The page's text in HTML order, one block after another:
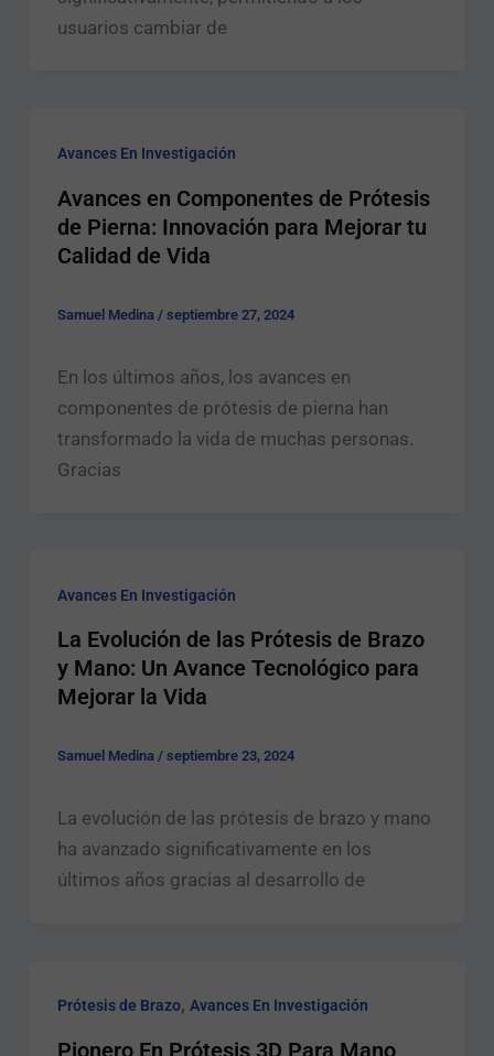
usuarios cambiar de
Avances En Investigación
Avances en Componentes de Prótesis
de Pierna: Innovación para Mejorar tu
Calidad de Vida
Samuel Medina / septiembre 27, 2024
En los últimos años, los avances en
componentes de prótesis de pierna han
transformado la vida de muchas personas.
Gracias
Avances En Investigación
La Evolución de las Prótesis de Brazo
y Mano: Un Avance Tecnológico para
Mejorar la Vida
Samuel Medina / septiembre 23, 2024
La evolución de las prótesis de brazo y mano
ha avanzado significativamente en los
últimos años gracias al desarrollo de
Prótesis de Brazo, Avances En Investigación
Pionero En Prótesis 3D Para Mano